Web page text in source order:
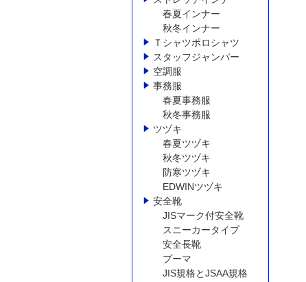
春夏インナー
秋冬インナー
Ｔシャツポロシャツ
スタッフジャンパー
空調服
事務服
春夏事務服
秋冬事務服
ツヅキ
春夏ツヅキ
秋冬ツヅキ
防寒ツヅキ
EDWINツヅキ
安全靴
JISマーク付安全靴
スニーカータイプ
安全長靴
プーマ
JIS規格とJSAA規格